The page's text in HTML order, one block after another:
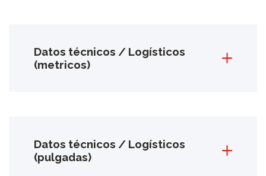
Datos técnicos / Logísticos
(metricos)
Datos técnicos / Logísticos
(pulgadas)